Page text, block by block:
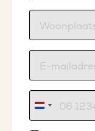
Nederland
+31